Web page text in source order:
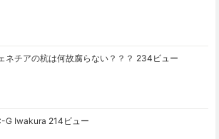
ネチアの杭は何故腐らない？？？ 234ビュー
G Iwakura 214ビュー